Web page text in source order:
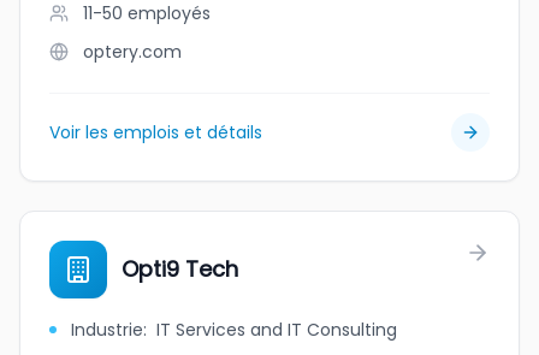
11-50 employés
optery.com
Voir les emplois et détails
Opti9 Tech
Industrie: IT Services and IT Consulting